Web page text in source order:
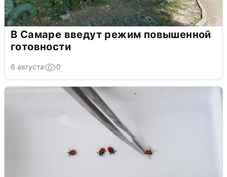
В Самаре введут режим повышенной
готовности
6 августа 0